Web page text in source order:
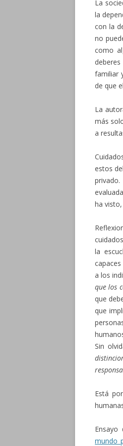
La
la
con la
no
como
familiar
de que
La
más
a
estos
privado.
ha
la
a los
que los
que
que
Sin
Está
mundo